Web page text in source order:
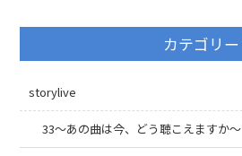
カテゴリー
storylive
33〜あの曲は今、どう聴こえますか〜